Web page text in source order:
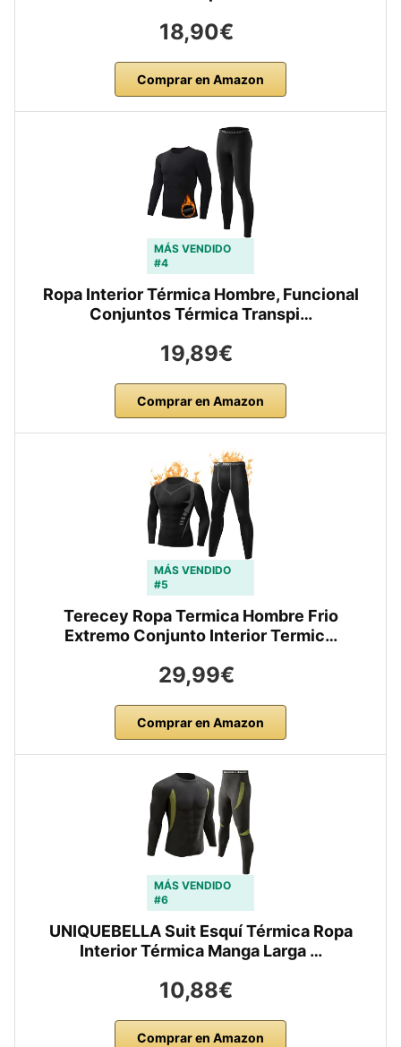
18,90€
Comprar en Amazon
MÁS VENDIDO
#4
Ropa Interior Térmica Hombre, Funcional
Conjuntos Térmica Transpi…
19,89€
Comprar en Amazon
MÁS VENDIDO
#5
Terecey Ropa Termica Hombre Frio
Extremo Conjunto Interior Termic…
29,99€
Comprar en Amazon
MÁS VENDIDO
#6
UNIQUEBELLA Suit Esquí Térmica Ropa
Interior Térmica Manga Larga …
10,88€
Comprar en Amazon